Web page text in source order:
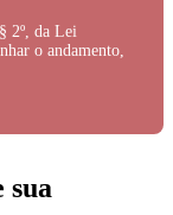
2º, da Lei
o andamento,
sua